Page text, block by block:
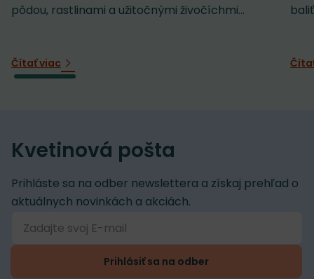
pôdou, rastlinami a užitočnými živočíchmi...
Čítať viac
Kvetinová pošta
Prihláste sa na odber newslettera a získaj prehľad o
aktuálnych novinkách a akciách.
Prihlásiť sa na odber